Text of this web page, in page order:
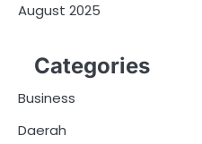
August 2025
Categories
Business
Daerah